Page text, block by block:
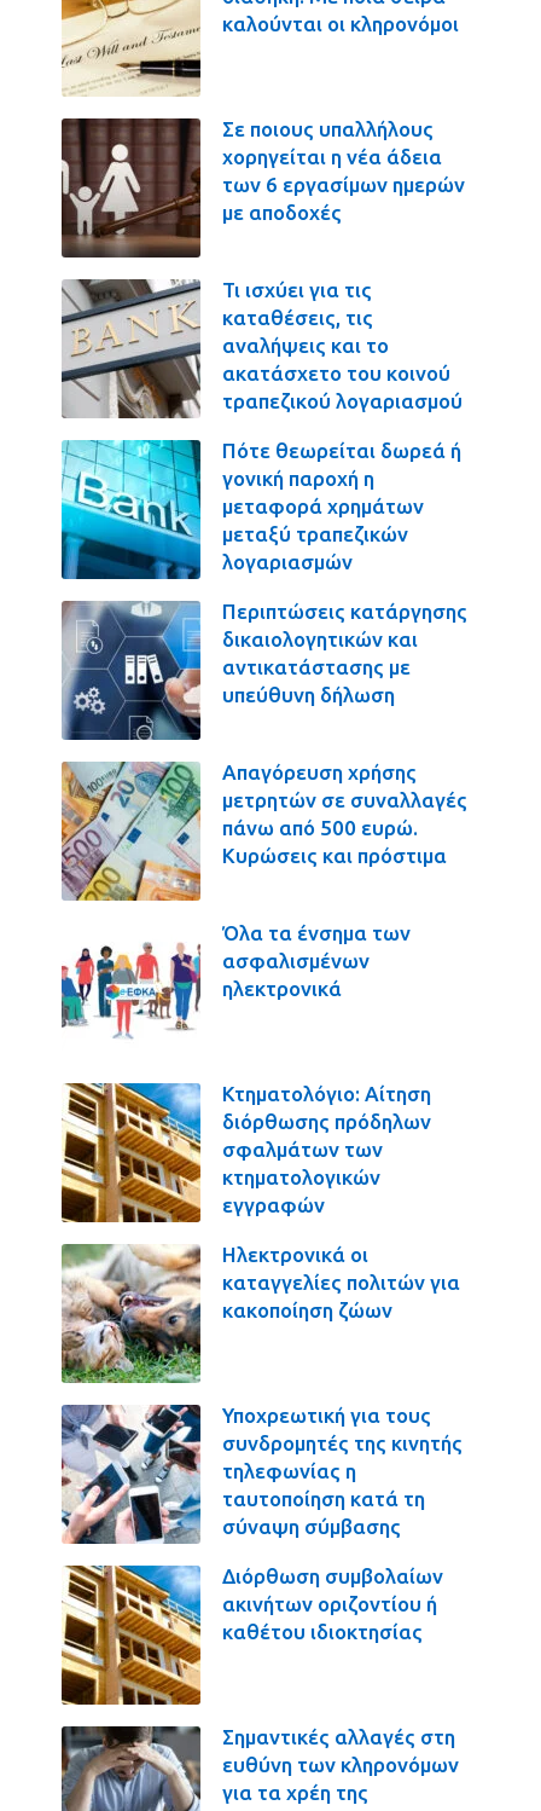
καλούνται οι κληρονόμοι
Σε ποιους υπαλλήλους
χορηγείται η νέα άδεια
των 6 εργασίμων ημερών
με αποδοχές
Τι ισχύει για τις
καταθέσεις, τις
αναλήψεις και το
ακατάσχετο του κοινού
τραπεζικού λογαριασμού
Πότε θεωρείται δωρεά ή
γονική παροχή η
μεταφορά χρημάτων
μεταξύ τραπεζικών
λογαριασμών
Περιπτώσεις κατάργησης
δικαιολογητικών και
αντικατάστασης με
υπεύθυνη δήλωση
Απαγόρευση χρήσης
μετρητών σε συναλλαγές
πάνω από 500 ευρώ.
Κυρώσεις και πρόστιμα
Όλα τα ένσημα των
ασφαλισμένων
ηλεκτρονικά
Κτηματολόγιο: Αίτηση
διόρθωσης πρόδηλων
σφαλμάτων των
κτηματολογικών
εγγραφών
Ηλεκτρονικά οι
καταγγελίες πολιτών για
κακοποίηση ζώων
Υποχρεωτική για τους
συνδρομητές της κινητής
τηλεφωνίας η
ταυτοποίηση κατά τη
σύναψη σύμβασης
Διόρθωση συμβολαίων
ακινήτων οριζοντίου ή
καθέτου ιδιοκτησίας
Σημαντικές αλλαγές στη
ευθύνη των κληρονόμων
για τα χρέη της